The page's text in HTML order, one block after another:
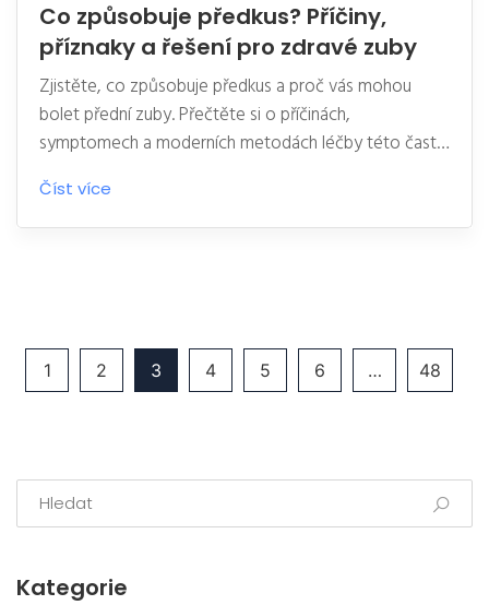
Co způsobuje předkus? Příčiny,
příznaky a řešení pro zdravé zuby
Zjistěte, co způsobuje předkus a proč vás mohou
bolet přední zuby. Přečtěte si o příčinách,
symptomech a moderních metodách léčby této časté
skusové vady.
Číst více
1 2 3 4 5 6 … 48
Kategorie